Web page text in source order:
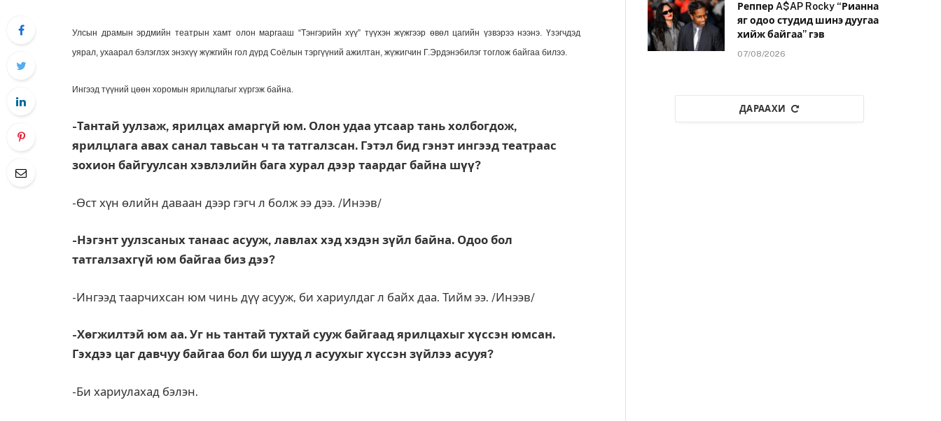
Улсын драмын эрдмийн театрын хамт олон маргааш “Тэнгэрийн хүү” түүхэн жүжгээр өвөл цагийн үзвэрээ нээнэ. Үзэгчдэд
уярал, ухаарал бэлэглэх энэхүү жүжгийн гол дүрд Соёлын тэргүүний ажилтан, жүжигчин Г.Эрдэнэбилэг тоглож байгаа билээ.
Ингээд түүний цөөн хоромын ярилцлагыг хүргэж байна.
-Тантай уулзаж, ярил­цах амаргүй юм. Олон удаа утсаар тань холбог­дож,
ярилцлага авах санал тавьсан ч та татгалзсан. Гэтэл бид гэнэт ингээд театраас
зохион байгуулсан хэв­лэлийн бага хурал дээр таар­даг байна шүү?
-Өст хүн өлийн даваан дээр гэгч л болж ээ дээ. /Инээв/
-Нэгэнт уулзсаных та­наас асууж, лавлах хэд хэдэн зүйл байна. Одоо бол
татгалзахгүй юм байгаа биз дээ?
-Ингээд таарчихсан юм чинь дүү асууж, би ха­риулдаг л байх даа. Тийм ээ. /Инээв/
-Хөгжилтэй юм аа. Уг нь тантай тухтай сууж байгаад ярилцахыг хүссэн юмсан.
Гэхдээ цаг давчуу байгаа бол би шууд л асуухыг хүссэн зүйлээ асууя?
-Би ха­риулахад бэлэн.
Реппер A$AP Rocky “Рианна
яг одоо студид шинэ дуугаа
хийж байгаа” гэв
07/08/2026
ДАРААХИ